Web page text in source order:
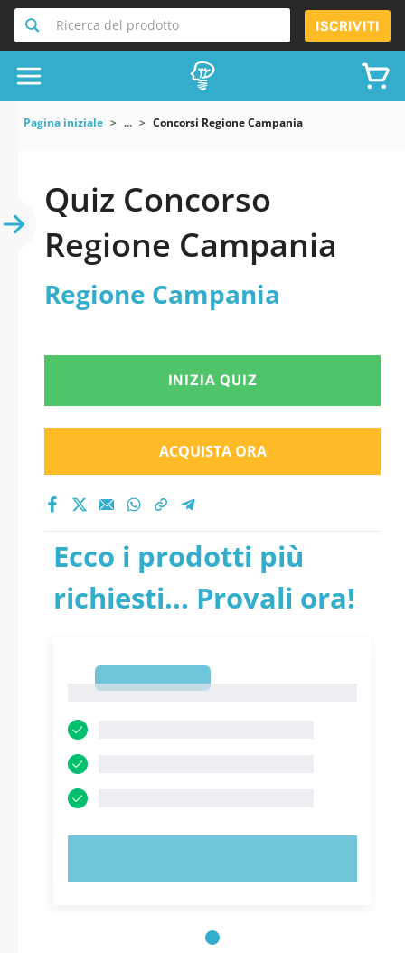
Ricerca del prodotto ISCRIVITI
Pagina iniziale ... Concorsi Regione Campania
Quiz Concorso
Regione Campania
Regione Campania
INIZIA QUIZ
ACQUISTA ORA
Ecco i prodotti più
richiesti... Provali ora!